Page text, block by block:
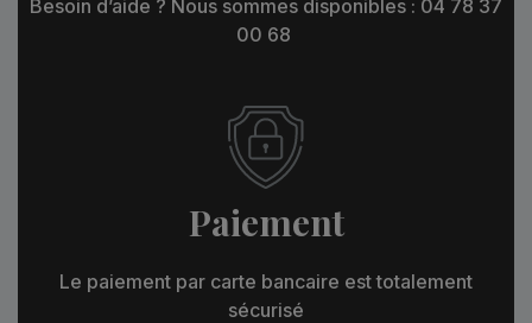
Besoin d’aide ? Nous sommes disponibles : 04 78 37
00 68
Paiement
Le paiement par carte bancaire est totalement
sécurisé